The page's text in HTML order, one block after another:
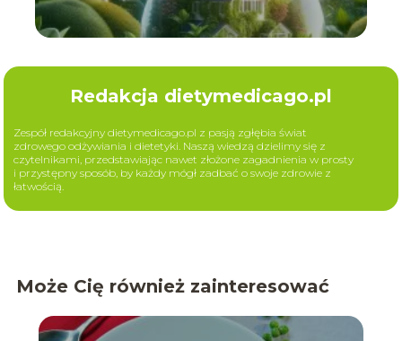
Redakcja dietymedicago.pl
Zespół redakcyjny dietymedicago.pl z pasją zgłębia świat
zdrowego odżywiania i dietetyki. Naszą wiedzą dzielimy się z
czytelnikami, przedstawiając nawet złożone zagadnienia w prosty
i przystępny sposób, by każdy mógł zadbać o swoje zdrowie z
łatwością.
Może Cię również zainteresować